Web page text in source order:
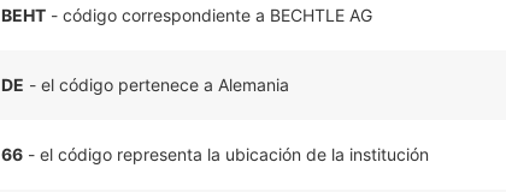
BEHT - código correspondiente a BECHTLE AG
DE - el código pertenece a Alemania
66 - el código representa la ubicación de la institución